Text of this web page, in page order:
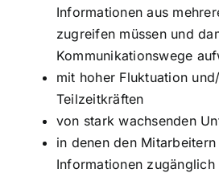
Informationen aus
zugreifen müssen und
Kommunikationswege
mit hoher Fluktuation
Teilzeitkräften
von stark wachsenden
in denen den
Informationen